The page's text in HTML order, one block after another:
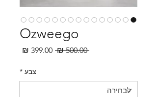
Ozweego
‏500.00 ‏₪
מחיר
צבע *